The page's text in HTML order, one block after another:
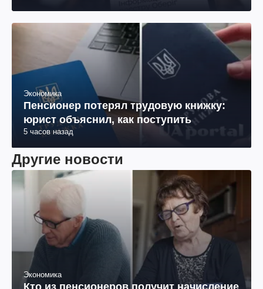
Экономика
Пенсионер потерял трудовую книжку:
юрист объяснил, как поступить
5 часов назад
Другие новости
Экономика
Кто из пенсионеров получит начисление